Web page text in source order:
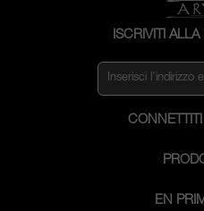
ISCRIVITI
EN